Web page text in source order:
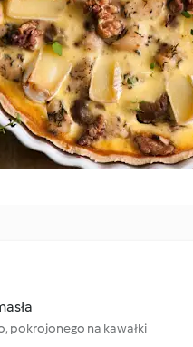
pokrojonego na kawałki